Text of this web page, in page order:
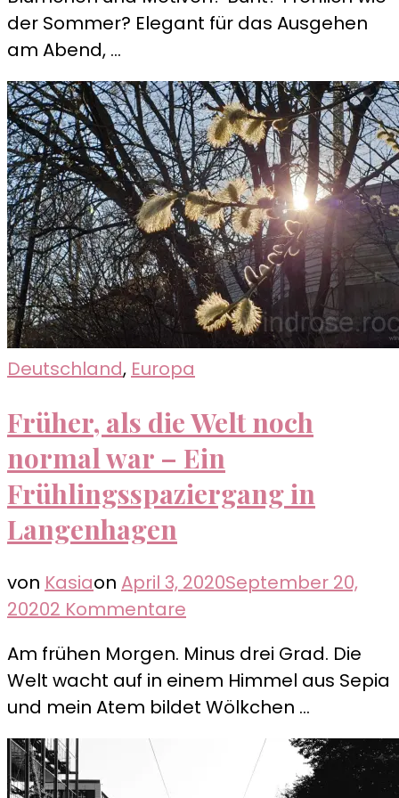
Munde
der Sommer? Elegant für das Ausgehen
am Abend, …
Deutschland, Europa
Früher, als die Welt noch
normal war – Ein
Frühlingsspaziergang in
Langenhagen
von Kasiaon April 3, 2020September 20,
20202 Kommentare
als
die
Welt
Am frühen Morgen. Minus drei Grad. Die
Welt wacht auf in einem Himmel aus Sepia
und mein Atem bildet Wölkchen …